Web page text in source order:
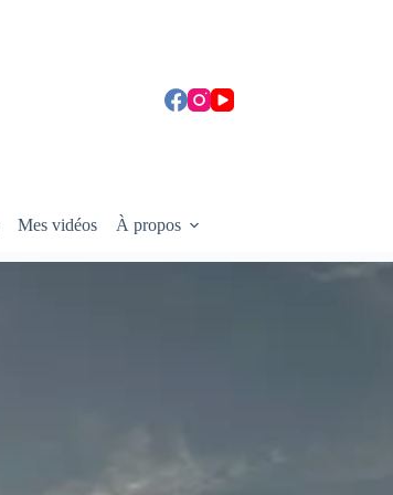
Mes vidéos À propos